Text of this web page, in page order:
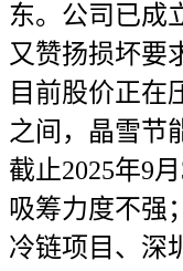
东。公司已成
又赞扬损坏要
目前股价正在
之间，晶雪节
截止2025年9
吸筹力度不强
冷链项目、深